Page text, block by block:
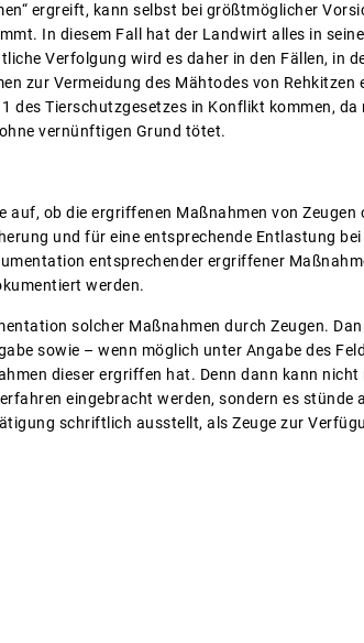
ergreift, kann selbst bei größtmöglicher
In diesem Fall hat der Landwirt alles in
Verfolgung wird es daher in den Fällen, in
zur Vermeidung des Mähtodes von
des Tierschutzgesetzes in Konflikt kommen,
vernünftigen Grund tötet.
auf, ob die ergriffenen Maßnahmen von
und für eine entsprechende Entlastung
entsprechender ergriffener
werden.
solcher Maßnahmen durch Zeugen.
sowie – wenn möglich unter Angabe des
dieser ergriffen hat. Denn dann kann
eingebracht werden, sondern es stünde
schriftlich ausstellt, als Zeuge zur